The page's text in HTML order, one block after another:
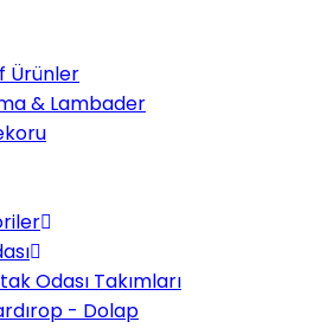
Ürünler
& Lambader
Odası Takımları
- Dolap